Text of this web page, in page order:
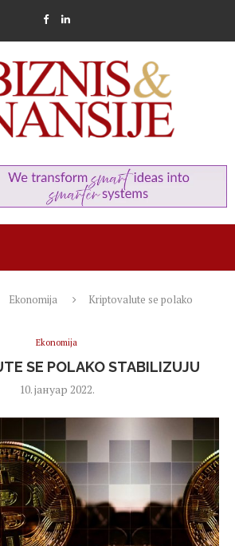
Ekonomija
Kriptovalute se polako
Ekonomija
SE POLAKO STABILIZUJU
10. јануар 2022.